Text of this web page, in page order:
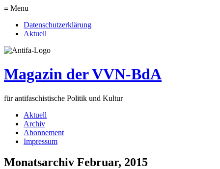
≡ Menu
Datenschutzerklärung
Aktuell
Magazin der VVN-BdA
für antifaschistische Politik und Kultur
Aktuell
Archiv
Abonnement
Impressum
Monatsarchiv Februar, 2015